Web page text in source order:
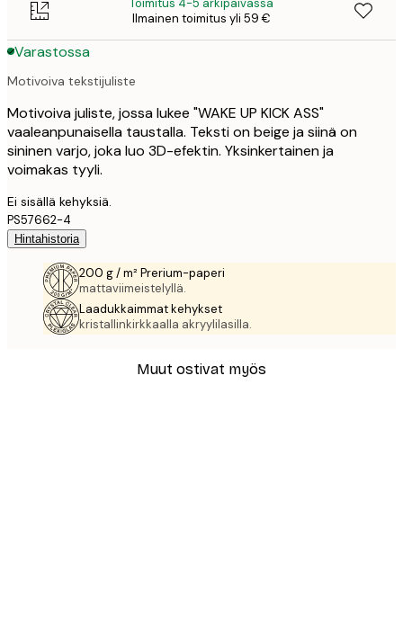
Toimitus 4-5 arkipäivässä
Ilmainen toimitus yli 59 €
Varastossa
Motivoiva tekstijuliste
Motivoiva juliste, jossa lukee "WAKE UP KICK ASS"
vaaleanpunaisella taustalla. Teksti on beige ja siinä on
sininen varjo, joka luo 3D-efektin. Yksinkertainen ja
voimakas tyyli.
Ei sisällä kehyksiä.
PS57662-4
Hintahistoria
200 g / m² Prerium-paperi
mattaviimeistelyllä.
Laadukkaimmat kehykset
kristallinkirkkaalla akryylilasilla.
Muut ostivat myös